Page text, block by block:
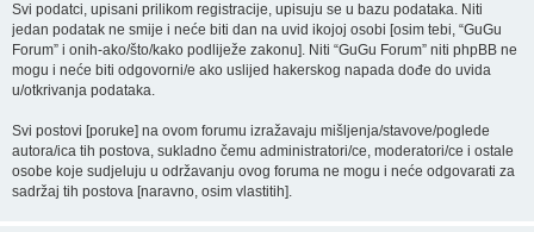
Svi podatci, upisani prilikom registracije, upisuju se u bazu podataka. Niti
jedan podatak ne smije i neće biti dan na uvid ikojoj osobi [osim tebi, “GuGu
Forum” i onih-ako/što/kako podliježe zakonu]. Niti “GuGu Forum” niti phpBB ne
mogu i neće biti odgovorni/e ako uslijed hakerskog napada dođe do uvida
u/otkrivanja podataka.
Svi postovi [poruke] na ovom forumu izražavaju mišljenja/stavove/poglede
autora/ica tih postova, sukladno čemu administratori/ce, moderatori/ce i ostale
osobe koje sudjeluju u održavanju ovog foruma ne mogu i neće odgovarati za
sadržaj tih postova [naravno, osim vlastitih].